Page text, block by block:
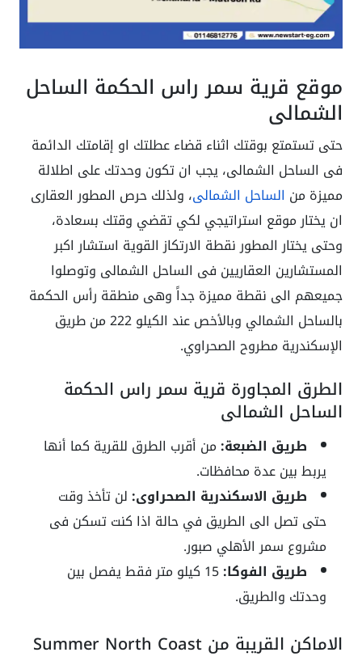
موقع قرية سمر راس الحكمة الساحل
الشمالي
حتى تستمتع بوقتك اثناء قضاء عطلتك او إقامتك الدائمة
فى الساحل الشمالى، يجب ان تكون وحدتك على اطلالة
مميزة من الساحل الشمالى، ولذلك حرص المطور العقارى
ان يختار موقع استراتيجي لكي تقضي وقتك بسعادة،
وحتى يختار المطور نقطة الارتكاز القوية استشار اكبر
المستشارين العقاريين فى الساحل الشمالى وتوصلوا
جميعهم الى نقطة مميزة جداً وهى منطقة رأس الحكمة
بالساحل الشمالي وبالأخص عند الكيلو 222 من طريق
الإسكندرية مطروح الصحراوي.
الطرق المجاورة قرية سمر راس الحكمة
الساحل الشمالي
طريق الضبعة: من أقرب الطرق للقرية كما أنها
يربط بين عدة محافظات.
طريق الاسكندرية الصحراوى: لن تأخذ وقت
حتى تصل الى الطريق في حالة اذا كنت تسكن فى
مشروع سمر الأهلي صبور.
طريق الفوكا:
15 كيلو متر فقط يفصل بين
وحدتك والطريق.
الاماكن القريبة من Summer North Coast